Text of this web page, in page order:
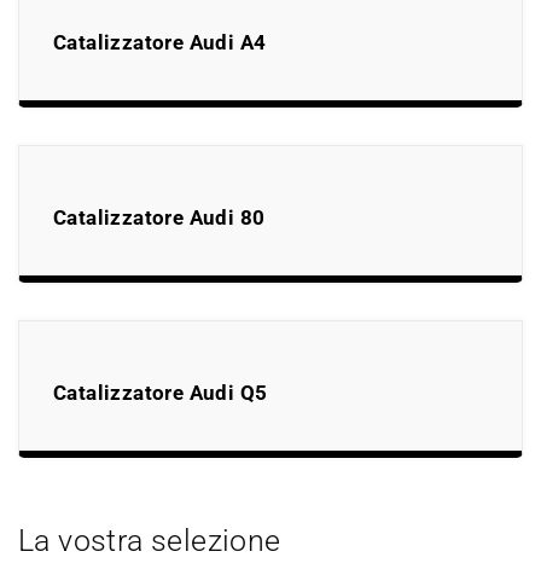
Catalizzatore Audi A4
Catalizzatore Audi 80
Catalizzatore Audi Q5
La vostra selezione